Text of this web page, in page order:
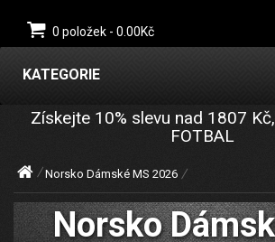
0 položek - 0.00Kč
KATEGORIE
Získejte 10% slevu nad 1807
FOTBAL
Norsko Dámské MS 2026
Norsko